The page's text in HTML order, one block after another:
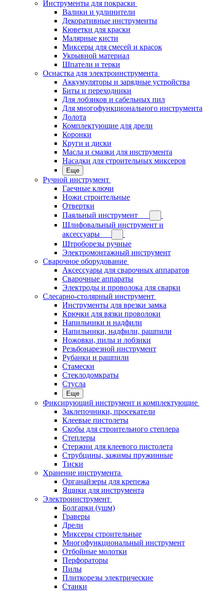
Инструменты для покраски
Валики и удлинители
Декоративные инструменты
Кюветки для краски
Малярные кисти
Миксеры для смесей и красок
Укрывной материал
Шпатели и терки
Оснастка для электроинструмента
Аккумуляторы и зарядные устройства
Биты и переходники
Для лобзиков и сабельных пил
Для многофункционального инструмента
Долота
Комплектующие для дрели
Коронки
Круги и диски
Масла и смазки для инструмента
Насадки для строительных миксеров
Еще
Ручной инструмент
Гаечные ключи
Ножи строительные
Отвертки
Паяльный инструмент
Шлифовальный инструмент и
аксессуары
Штроборезы ручные
Электромонтажный инструмент
Сварочное оборудование
Аксессуары для сварочных аппаратов
Сварочные аппараты
Электроды и проволока для сварки
Слесарно-столярный инструмент
Инструменты для врезки замка
Крючки для вязки проволоки
Напильники и надфили
Напильники, надфили, рашпили
Ножовки, пилы и лобзики
Резьбонарезной инструмент
Рубанки и рашпили
Стамески
Стеклодомкраты
Стусла
Еще
Фиксирующий инструмент и комплектующие
Заклепочники, просекатели
Клеевые пистолеты
Скобы для строительного степлера
Степлеры
Стержни для клеевого пистолета
Струбцины, зажимы пружинные
Тиски
Хранение инструмента
Органайзеры для крепежа
Ящики для инструмента
Электроинструмент
Болгарки (ушм)
Граверы
Дрели
Миксеры строительные
Многофункциональный инструмент
Отбойные молотки
Перфораторы
Пилы
Плиткорезы электрические
Станки